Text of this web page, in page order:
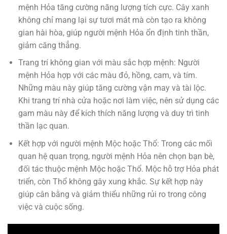
mệnh Hỏa tăng cường năng lượng tích cực. Cây xanh
không chỉ mang lại sự tươi mát mà còn tạo ra không
gian hài hòa, giúp người mệnh Hỏa ổn định tinh thần,
giảm căng thẳng.
Trang trí không gian với màu sắc hợp mệnh: Người
mệnh Hỏa hợp với các màu đỏ, hồng, cam, và tím.
Những màu này giúp tăng cường vận may và tài lộc.
Khi trang trí nhà cửa hoặc nơi làm việc, nên sử dụng các
gam màu này để kích thích năng lượng và duy trì tinh
thần lạc quan.
Kết hợp với người mệnh Mộc hoặc Thổ: Trong các mối
quan hệ quan trọng, người mệnh Hỏa nên chọn bạn bè,
đối tác thuộc mệnh Mộc hoặc Thổ. Mộc hỗ trợ Hỏa phát
triển, còn Thổ không gây xung khắc. Sự kết hợp này
giúp cân bằng và giảm thiểu những rủi ro trong công
việc và cuộc sống.